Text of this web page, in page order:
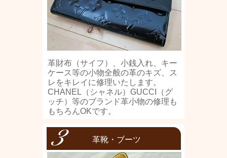
革財布（サイフ）、小銭入れ、キー
ケース等の小物全般の革のキズ、ス
レをキレイに修理いたします。
CHANEL（シャネル）GUCCI（グ
ッチ）等のブランド革小物の修理も
もちろんOKです。
革靴・ブーツ